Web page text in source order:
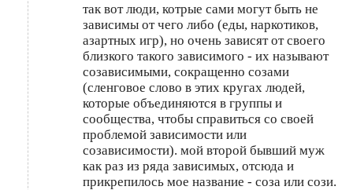
так вот люди, котрые сами могут быть не
зависимы от чего либо (еды, наркотиков,
азартных игр), но очень зависят от своего
близкого такого зависимого - их называют
созависимыми, сокращенно созами
(сленговое слово в этих кругах людей,
которые объединяются в группы и
сообщества, чтобы справиться со своей
проблемой зависимости или
созависимости). мой второй бывший муж
как раз из ряда зависимых, отсюда и
прикрепилось мое название - соза или сози.